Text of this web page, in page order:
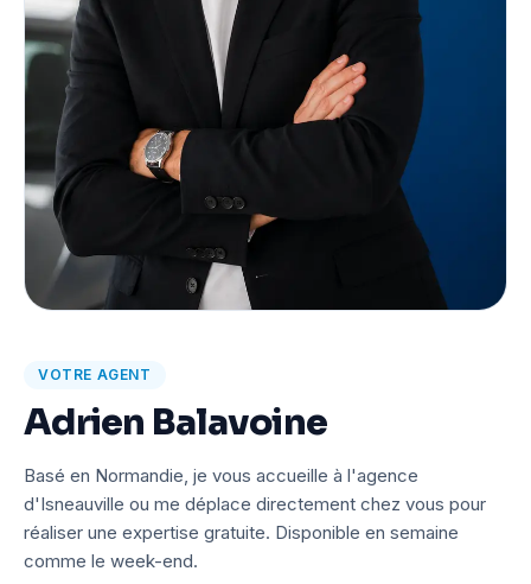
VOTRE AGENT
Adrien Balavoine
Basé en Normandie, je vous accueille à l'agence
d'Isneauville ou me déplace directement chez vous pour
réaliser une expertise gratuite. Disponible en semaine
comme le week-end.